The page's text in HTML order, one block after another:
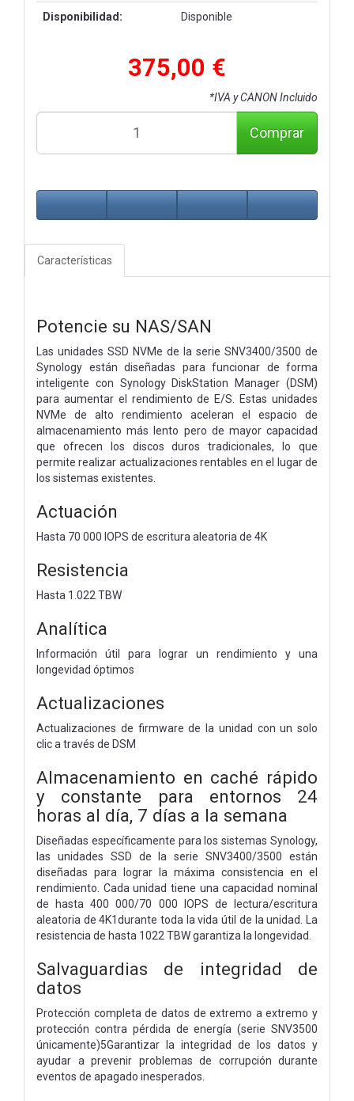
Disponibilidad: Disponible
375,00 €
*IVA y CANON Incluido
Comprar
Características
Potencie su NAS/SAN
Las unidades SSD NVMe de la serie SNV3400/3500 de
Synology están diseñadas para funcionar de forma
inteligente con Synology DiskStation Manager (DSM)
para aumentar el rendimiento de E/S. Estas unidades
NVMe de alto rendimiento aceleran el espacio de
almacenamiento más lento pero de mayor capacidad
que ofrecen los discos duros tradicionales, lo que
permite realizar actualizaciones rentables en el lugar de
los sistemas existentes.
Actuación
Hasta 70 000 IOPS de escritura aleatoria de 4K
Resistencia
Hasta 1.022 TBW
Analítica
Información útil para lograr un rendimiento y una
longevidad óptimos
Actualizaciones
Actualizaciones de firmware de la unidad con un solo
clic a través de DSM
Almacenamiento en caché rápido
y constante para entornos 24
horas al día, 7 días a la semana
Diseñadas específicamente para los sistemas Synology,
las unidades SSD de la serie SNV3400/3500 están
diseñadas para lograr la máxima consistencia en el
rendimiento. Cada unidad tiene una capacidad nominal
de hasta 400 000/70 000 IOPS de lectura/escritura
aleatoria de 4K1durante toda la vida útil de la unidad. La
resistencia de hasta 1022 TBW garantiza la longevidad.
Salvaguardias de integridad de
datos
Protección completa de datos de extremo a extremo y
protección contra pérdida de energía (serie SNV3500
únicamente)5Garantizar la integridad de los datos y
ayudar a prevenir problemas de corrupción durante
eventos de apagado inesperados.